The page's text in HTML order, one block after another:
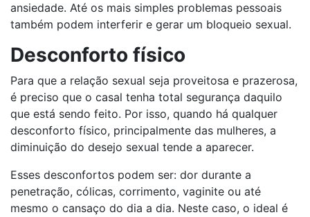
ansiedade. Até os mais simples problemas pessoais
também podem interferir e gerar um bloqueio sexual.
Desconforto físico
Para que a relação sexual seja proveitosa e prazerosa,
é preciso que o casal tenha total segurança daquilo
que está sendo feito. Por isso, quando há qualquer
desconforto físico, principalmente das mulheres, a
diminuição do desejo sexual tende a aparecer.
Esses desconfortos podem ser: dor durante a
penetração, cólicas, corrimento, vaginite ou até
mesmo o cansaço do dia a dia. Neste caso, o ideal é